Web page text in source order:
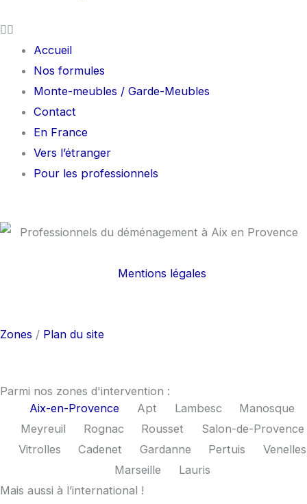
Accueil
Nos formules
Monte-meubles / Garde-Meubles
Contact
En France
Vers l’étranger
Pour les professionnels
Mentions légales
a
e
b
n
t
a
Zones / Plan du site
Parmi nos zones d'intervention :
Aix-en-Provence
Apt Lambesc
Manosque
Meyreuil
Rognac Rousset
Salon-de-Provence
Vitrolles
Cadenet Gardanne Pertuis
Venelles
Marseille
Lauris
Mais aussi à l’international !